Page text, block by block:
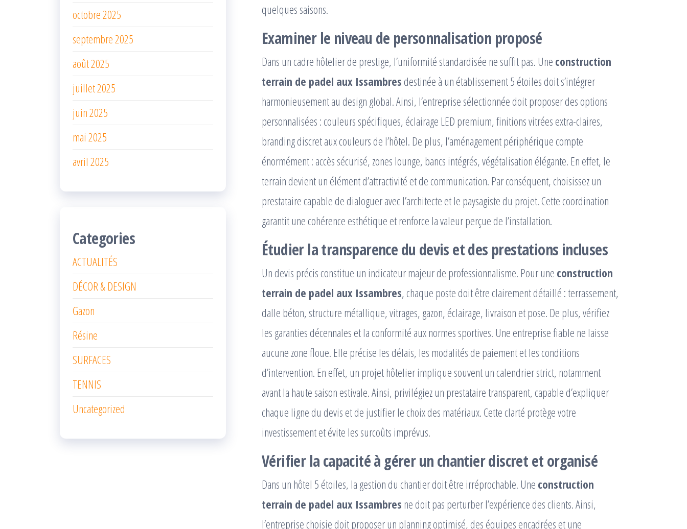
quelques saisons.
Examiner le niveau de personnalisation proposé
Dans un cadre hôtelier de prestige, l’uniformité standardisée ne suffit pas. Une construction
terrain de padel aux Issambres destinée à un établissement 5 étoiles doit s’intégrer
harmonieusement au design global. Ainsi, l’entreprise sélectionnée doit proposer des options
personnalisées : couleurs spécifiques, éclairage LED premium, finitions vitrées extra-claires,
branding discret aux couleurs de l’hôtel. De plus, l’aménagement périphérique compte
énormément : accès sécurisé, zones lounge, bancs intégrés, végétalisation élégante. En effet, le
terrain devient un élément d’attractivité et de communication. Par conséquent, choisissez un
prestataire capable de dialoguer avec l’architecte et le paysagiste du projet. Cette coordination
garantit une cohérence esthétique et renforce la valeur perçue de l’installation.
Étudier la transparence du devis et des prestations incluses
Un devis précis constitue un indicateur majeur de professionnalisme. Pour une construction
terrain de padel aux Issambres, chaque poste doit être clairement détaillé : terrassement,
dalle béton, structure métallique, vitrages, gazon, éclairage, livraison et pose. De plus, vérifiez
les garanties décennales et la conformité aux normes sportives. Une entreprise fiable ne laisse
aucune zone floue. Elle précise les délais, les modalités de paiement et les conditions
d’intervention. En effet, un projet hôtelier implique souvent un calendrier strict, notamment
avant la haute saison estivale. Ainsi, privilégiez un prestataire transparent, capable d’expliquer
chaque ligne du devis et de justifier le choix des matériaux. Cette clarté protège votre
investissement et évite les surcoûts imprévus.
Vérifier la capacité à gérer un chantier discret et organisé
Dans un hôtel 5 étoiles, la gestion du chantier doit être irréprochable. Une construction
terrain de padel aux Issambres ne doit pas perturber l’expérience des clients. Ainsi,
l’entreprise choisie doit proposer un planning optimisé, des équipes encadrées et une
octobre 2025
septembre 2025
août 2025
juillet 2025
juin 2025
mai 2025
avril 2025
Categories
ACTUALITÉS
DÉCOR & DESIGN
Gazon
Résine
SURFACES
TENNIS
Uncategorized